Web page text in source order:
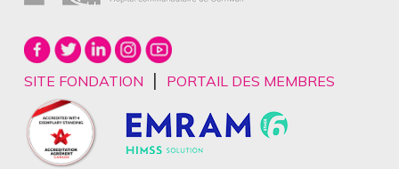
SITE FONDATION | PORTAIL DES MEMBRES